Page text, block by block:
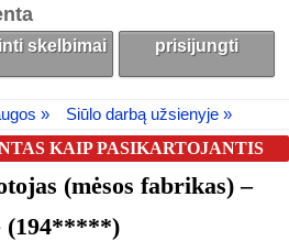
skelbimai prisijungti
»
Siūlo darbą užsienyje »
KAIP PASIKARTOJANTIS
(mėsos fabrikas) –
(194*****)